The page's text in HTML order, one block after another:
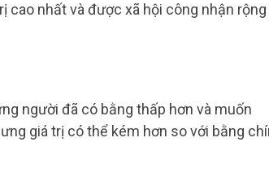
cao nhất và được xã hội công nhận rộng
người đã có bằng thấp hơn và muốn
giá trị có thể kém hơn so với bằng